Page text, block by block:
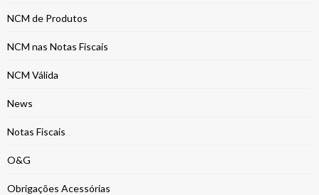
NCM de Produtos
NCM nas Notas Fiscais
NCM Válida
News
Notas Fiscais
O&G
Obrigações Acessórias